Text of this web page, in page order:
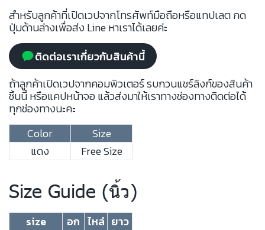
สำหรับลูกค้าที่เปิดเวปจากโทรศัพท์มือถือหรือแทปเลต กด
ปุ่มด้านล่างเพื่อส่ง Line หาเราได้เลยค่ะ
ติดต่อเราเกี่ยวกับสินค้านี้
ถ้าลูกค้าเปิดเวปจากคอมพิวเตอร์ รบกวนแชร์ลิงก์ของสินค้า
ชิ้นนี้ หรือแคปหน้าจอ แล้วส่งมาให้เราทางช่องทางติดต่อได้
ทุกช่องทางนะคะ
Color
Size
แดง
Free Size
Size Guide (นิ้ว)
size อก ไหล่ ยาว